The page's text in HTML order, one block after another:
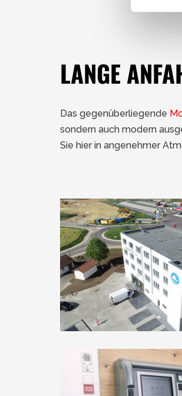
LANGE
Das gegenüberliegende
sondern auch modern
Sie hier in angenehmer